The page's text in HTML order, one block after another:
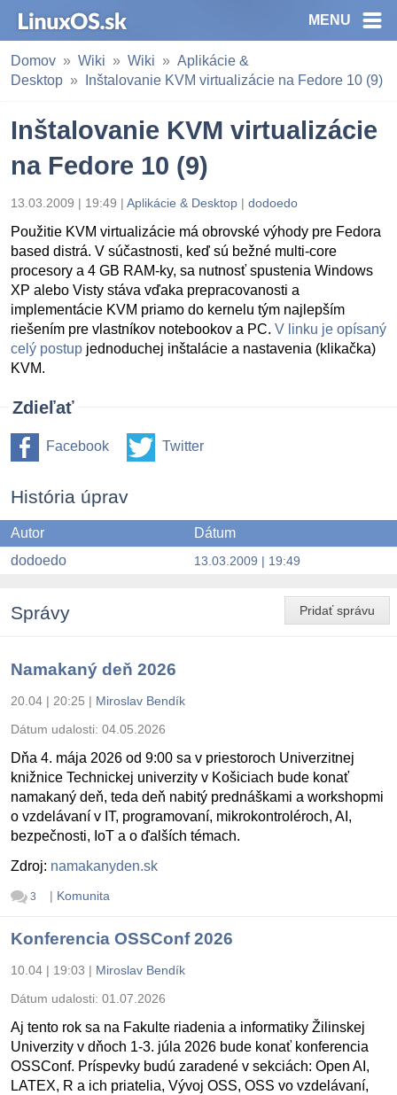
MENU
Domov Wiki Wiki
Aplikácie &
Desktop
Inštalovanie KVM virtualizácie na Fedore 10 (9)
Inštalovanie KVM virtualizácie
na Fedore 10 (9)
13.03.2009 | 19:49 | Aplikácie & Desktop | dodoedo
Použitie KVM virtualizácie má obrovské výhody pre Fedora
based distrá. V súčastnosti, keď sú bežné multi-core
procesory a 4 GB RAM-ky, sa nutnosť spustenia Windows
XP alebo Visty stáva vďaka prepracovanosti a
implementácie KVM priamo do kernelu tým najlepším
riešením pre vlastníkov notebookov a PC. V linku je opísaný
celý postup jednoduchej inštalácie a nastavenia (klikačka)
KVM.
Zdieľať
Facebook Twitter
História úprav
Autor
Dátum
dodoedo
13.03.2009 | 19:49
Pridať správu
Správy
Namakaný deň 2026
20.04 | 20:25 | Miroslav Bendík
Dátum udalosti: 04.05.2026
Dňa 4. mája 2026 od 9:00 sa v priestoroch Univerzitnej
knižnice Technickej univerzity v Košiciach bude konať
namakaný deň, teda deň nabitý prednáškami a workshopmi
o vzdelávaní v IT, programovaní, mikrokontroléroch, AI,
bezpečnosti, IoT a o ďalších témach.
Zdroj: namakanyden.sk
3 | Komunita
Konferencia OSSConf 2026
10.04 | 19:03 | Miroslav Bendík
Dátum udalosti: 01.07.2026
Aj tento rok sa na Fakulte riadenia a informatiky Žilinskej
Univerzity v dňoch 1-3. júla 2026 bude konať konferencia
OSSConf. Príspevky budú zaradené v sekciách: Open AI,
LATEX, R a ich priatelia, Vývoj OSS, OSS vo vzdelávaní,